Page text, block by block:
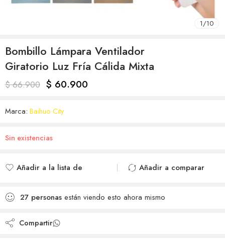
1/10
Bombillo Lámpara Ventilador
Giratorio Luz Fría Cálida Mixta
$66.900 $ 60.900
Marca: Baihuo City
Sin existencias
Añadir a la lista de
Añadido a la lista de
deseos
Añadir a comparar
27 personas están viendo esto ahora mismo
Compartir